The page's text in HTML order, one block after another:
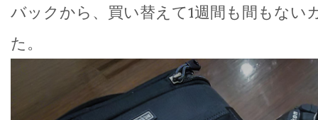
バックから、買い替えて1週間も間もない
た。